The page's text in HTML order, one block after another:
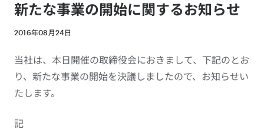
新たな事業の開始に関するお知らせ
2016年08月24日
当社は、本日開催の取締役会におきまして、下記のとお
り、新たな事業の開始を決議しましたので、お知らせい
たします。
記